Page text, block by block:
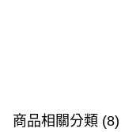
商品相關分類 (8)